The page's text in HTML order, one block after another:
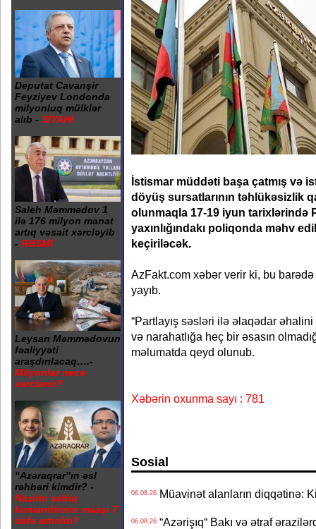
Deputat Cavanşir
Feyziyev Londonda
milyonluq mülklər
alıb - SİYAHI
Saleh Məmmədov 1
ilə 176 milyon manat
artıq vəsait xərcləyib
- RƏSMİ
Leysan Məmmədovun
fəaliyyəti
araşdırılacaq….-
Milyonlar necə
xərclənir?
“Azəraqrar”ın əsl
rəhbəri kimdir? -
Nazirin sabiq
komandirinin maaşı 7
dəfə artırılıb?
İstismar müddəti başa çatmış və
döyüş sursatlarının təhlükəsizlik
olunmaqla 17-19 iyun tarixlərində
yaxınlığındakı poliqonda məhv
keçiriləcək.
AzFakt.com xəbər verir ki, bu
yayıb.
“Partlayış səsləri ilə əlaqədar əhalini
və narahatlığa heç bir əsasın
məlumatda qeyd olunub.
Xəbərin oxunma sayı : 781
Sosial
06.08.26Müavinət alanların diqqətinə:
06.08.26“Azərişıq“ Bakı və ətraf